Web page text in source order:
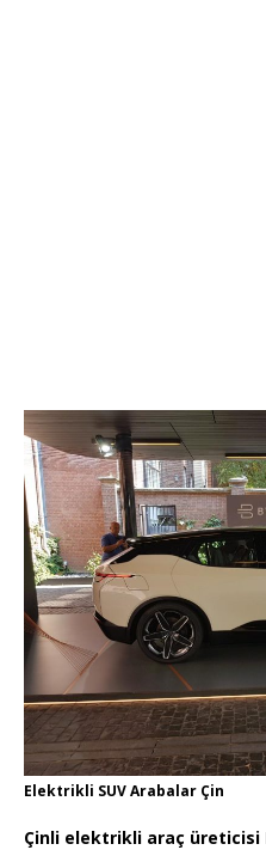
Elektrikli SUV Arabalar Çin
Çinli elektrikli araç üreticisi